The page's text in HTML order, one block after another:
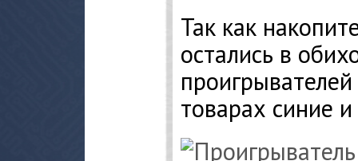
Так как
остались в
товарах синие